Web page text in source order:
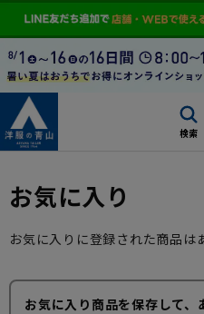
検索
お気に入り
お気に入りに登録された商品は
お気に入り商品を保存して、